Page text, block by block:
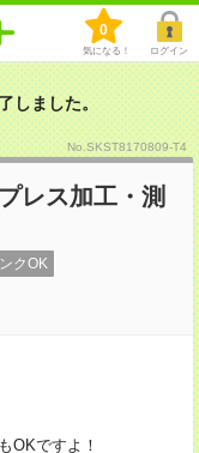
0
気になる！ ログイン
しました。
No.SKST8170809-T4
レス加工・測
クOK
OKですよ！